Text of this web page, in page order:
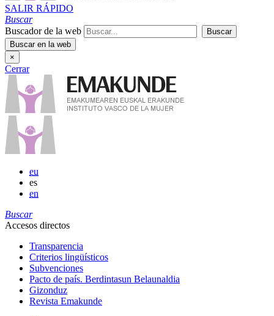
SALIR RÁPIDO
Buscar
Buscador de la web
×
Cerrar
eu
es
en
Buscar
Accesos directos
Transparencia
Criterios lingüísticos
Subvenciones
Pacto de país. Berdintasun Belaunaldia
Gizonduz
Revista Emakunde